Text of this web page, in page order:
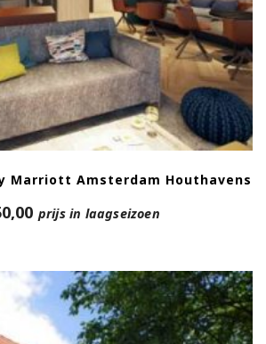
Marriott Amsterdam Houthavens
prijs in laagseizoen